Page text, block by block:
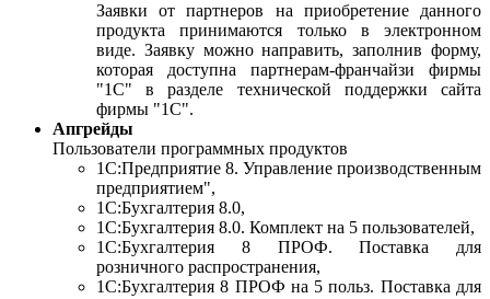
Заявки от партнеров на приобретение данного
продукта принимаются только в электронном
виде. Заявку можно направить, заполнив форму,
которая доступна партнерам-франчайзи фирмы
"1С" в разделе технической поддержки сайта
фирмы "1С".
Апгрейды
Пользователи программных продуктов
1С:Предприятие 8. Управление производственным
предприятием",
1С:Бухгалтерия 8.0,
1С:Бухгалтерия 8.0. Комплект на 5 пользователей,
1С:Бухгалтерия 8 ПРОФ. Поставка для
розничного распространения,
1С:Бухгалтерия 8 ПРОФ на 5 польз. Поставка для